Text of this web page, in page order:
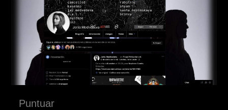
Puntuar